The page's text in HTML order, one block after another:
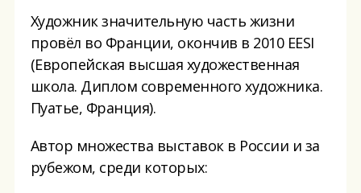
Художник значительную часть жизни
провёл во Франции, окончив в 2010 EESI
(Европейская высшая художественная
школа. Диплом современного художника.
Пуатье, Франция).
Автор множества выставок в России и за
рубежом, среди которых: